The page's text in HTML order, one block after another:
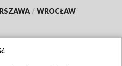
/ WROCŁAW